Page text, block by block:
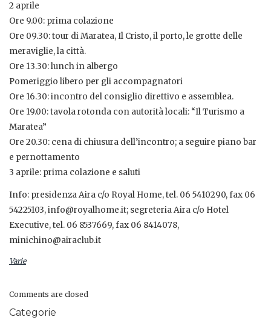
2 aprile
Ore 9.00: prima colazione
Ore 09.30: tour di Maratea, Il Cristo, il porto, le grotte delle
meraviglie, la città.
Ore 13.30: lunch in albergo
Pomeriggio libero per gli accompagnatori
Ore 16.30: incontro del consiglio direttivo e assemblea.
Ore 19.00: tavola rotonda con autorità locali: “Il Turismo a
Maratea”
Ore 20.30: cena di chiusura dell’incontro; a seguire piano bar
e pernottamento
3 aprile: prima colazione e saluti
Info: presidenza Aira c/o Royal Home, tel. 06 5410290, fax 06
54225103, info@royalhome.it; segreteria Aira c/o Hotel
Executive, tel. 06 8537669, fax 06 8414078,
minichino@airaclub.it
Varie
Comments are closed
Categorie